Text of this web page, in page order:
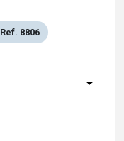
Ref. 8806